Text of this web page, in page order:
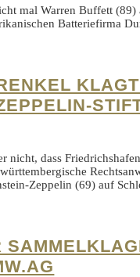
mal Warren Buffett (89)
Batteriefirma
nicht, dass
Zeppelin (69) auf